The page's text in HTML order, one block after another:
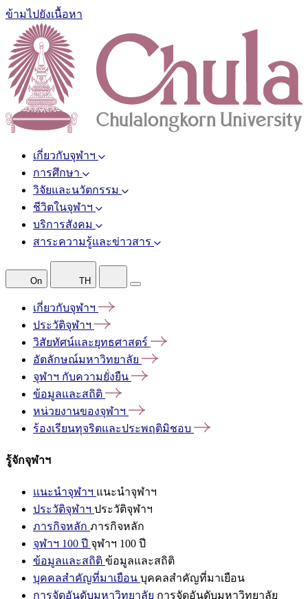
ข้ามไปยังเนื้อหา
เกี่ยวกับจุฬาฯ
การศึกษา
วิจัยและนวัตกรรม
ชีวิตในจุฬาฯ
บริการสังคม
สาระความรู้และข่าวสาร
On TH
เกี่ยวกับจุฬาฯ
ประวัติจุฬาฯ
วิสัยทัศน์และยุทธศาสตร์
อัตลักษณ์มหาวิทยาลัย
จุฬาฯ กับความยั่งยืน
ข้อมูลและสถิติ
หน่วยงานของจุฬาฯ
ร้องเรียนทุจริตและประพฤติมิชอบ
รู้จักจุฬาฯ
แนะนำจุฬาฯ แนะนำจุฬาฯ
ประวัติจุฬาฯ ประวัติจุฬาฯ
ภารกิจหลัก ภารกิจหลัก
จุฬาฯ 100 ปี จุฬาฯ 100 ปี
ข้อมูลและสถิติ ข้อมูลและสถิติ
บุคคลสำคัญที่มาเยือน บุคคลสำคัญที่มาเยือน
การจัดอันดับมหาวิทยาลัย การจัดอันดับมหาวิทยาลัย